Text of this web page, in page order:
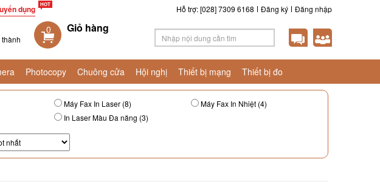
dụng Đăng nhập
Đăng ký
Hỗ trợ: [028] 7309 6168
0 Giỏ hàng
Photocopy Chuông cửa Hội nghị Thiết bị mạng Thiết bị đo
Máy Fax In Laser (8)
Máy Fax In Nhiệt (4)
In Laser Màu Đa năng (3)